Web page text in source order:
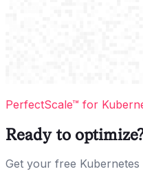
PerfectScale™ for
Ready to
Get your free Kubernetes